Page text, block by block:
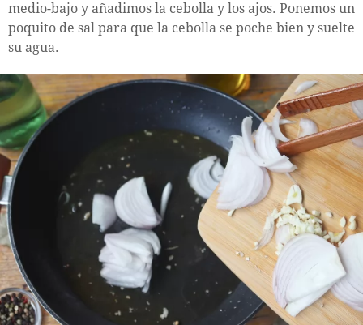
medio-bajo y añadimos la cebolla y los ajos. Ponemos un
poquito de sal para que la cebolla se poche bien y suelte
su agua.